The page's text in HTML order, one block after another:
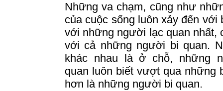
Nhữngvachạm, cũng như
của cuộc sống luôn xảy đến với
với những người lạc quan nhất,
với cả những người bi quan.
khác nhau là ở chỗ, những
quan luôn biết vượt qua những
hơn là những người bi quan.